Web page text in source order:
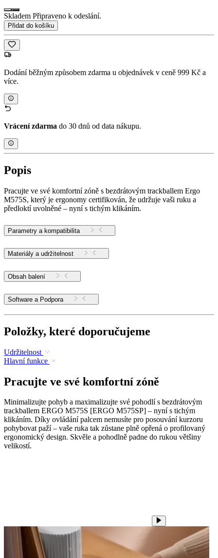
Skladem Připraveno k odeslání.
Přidat do košíku
Dodání běžným způsobem zdarma u objednávek v ceně 999 Kč a
více.
Vrácení zdarma do 30 dnů od data nákupu.
Popis
Pracujte ve své komfortní zóně s bezdrátovým trackballem Ergo
M575S, který je ergonomy certifikován, že udržuje vaši ruku a
předloktí uvolněné – nyní s tichým klikáním.
Parametry a kompatibilita
Materiály a udržitelnost
Obsah balení
Software a Podpora
Položky, které doporučujeme
Udržitelnost
Hlavní funkce
Pracujte ve své komfortní zóně
Minimalizujte pohyb a maximalizujte své pohodlí s bezdrátovým
trackballem ERGO M575S [ERGO M575SP] – nyní s tichým
klikáním. Díky ovládání palcem nemusíte pro posouvání kurzoru
pohybovat paží – vaše ruka tak zůstane plně opřená o profilovaný
ergonomický design. Skvěle a pohodlně padne do rukou většiny
velikostí.